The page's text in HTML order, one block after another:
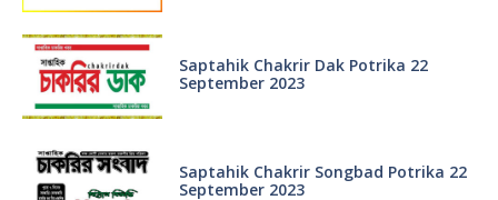
Saptahik Chakrir Dak Potrika 22
‍September 2023
Saptahik Chakrir Songbad Potrika 22
September 2023